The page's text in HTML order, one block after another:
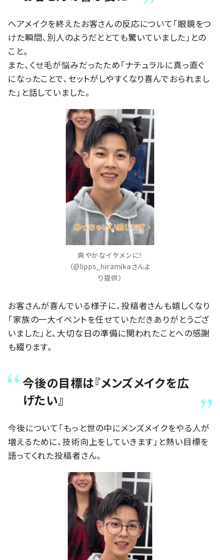
ヘアメイクを終えたお客さんの反応について「眼鏡をつ
けた瞬間、別人のようだととても驚いていました」との
こと。
また、くせ毛が悩みだったため「ナチュラルに真っ直ぐ
になったことで、セットがしやすくなり喜んでおられまし
た」と話していました。
爽やかなイケメンに！
（@lipps_hiramikaさんよ
り提供）
お客さんが喜んでいる様子に、投稿者さんも嬉しくなり
「家族の一大イベントを任せていただきありがとうござ
いました」と、大切な日の準備に関われたことへの感謝
も綴ります。
今後の目標は『メンズメイクを広
げたい』
今後について「もっと世の中にメンズメイクをやる人が
増えるために、技術向上をしていきます」と熱い目標を
語ってくれた投稿者さん。